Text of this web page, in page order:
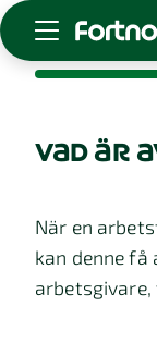
Skaffa
För
Logga in
Kontakt
vad är
När en
kan denne få